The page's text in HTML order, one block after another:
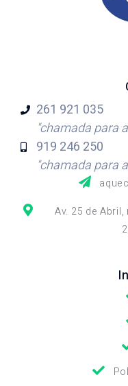
261 921 035
"chamada para
919 246 250
"chamada para
Av. 25 de